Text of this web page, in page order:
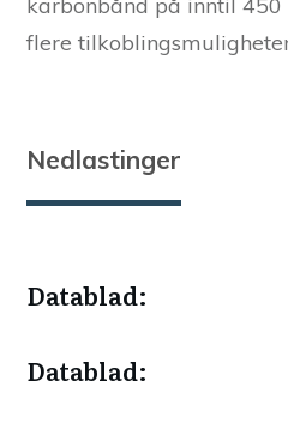
flere
Nedlastinger
Datablad:
Datablad: